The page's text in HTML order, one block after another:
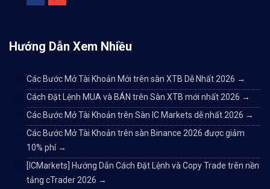
Hướng Dẫn Xem Nhiều
Các Bước Mở Tài Khoản Mới trên sàn XTB Dễ Nhất 2026 →
Cách Đặt Lệnh MUA và BÁN trên Sàn XTB mới nhất 2026 →
Các Bước Mở Tài Khoản trên Sàn IC Markets dễ nhất 2026 →
Các Bước Mở Tài Khoản trên sàn Binance 2026 được giảm
10% phí →
[ICMarkets] Hướng Dẫn Cách Đặt Lệnh và Copy Trade trên nền
tảng cTrader 2026 →